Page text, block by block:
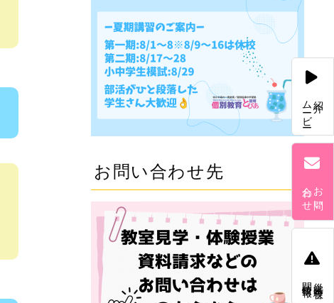
お問い合わせ先
ムービー
お問い
合わせ